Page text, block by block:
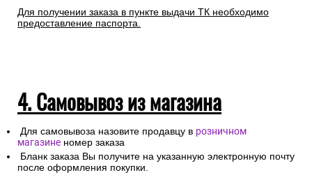
Для получении заказа в пункте выдачи ТК необходимо
предоставление паспорта.
4. Самовывоз из магазина
Для самовывоза назовите продавцу в розничном
магазине номер заказа
Бланк заказа Вы получите на указанную электронную почту
после оформления покупки.